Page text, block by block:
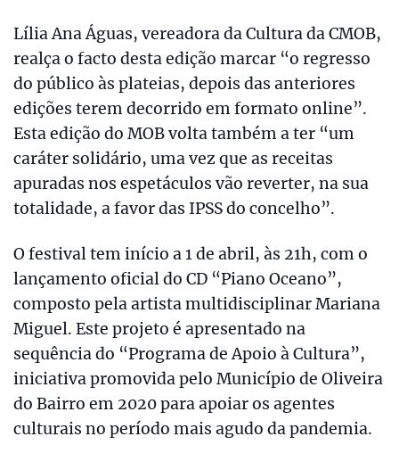
Lília Ana Águas, vereadora da Cultura da CMOB,
realça o facto desta edição marcar “o regresso
do público às plateias, depois das anteriores
edições terem decorrido em formato online”.
Esta edição do MOB volta também a ter “um
caráter solidário, uma vez que as receitas
apuradas nos espetáculos vão reverter, na sua
totalidade, a favor das IPSS do concelho”.
O festival tem início a 1 de abril, às 21h, com o
lançamento oficial do CD “Piano Oceano”,
composto pela artista multidisciplinar Mariana
Miguel. Este projeto é apresentado na
sequência do “Programa de Apoio à Cultura”,
iniciativa promovida pelo Município de Oliveira
do Bairro em 2020 para apoiar os agentes
culturais no período mais agudo da pandemia.